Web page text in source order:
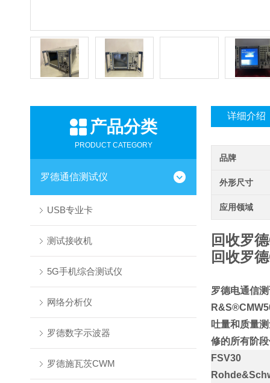
产品分类
PRODUCT CATEGORY
罗德通信测试仪
USB专业卡
测试接收机
5G手机综合测试仪
网络分析仪
罗德数字示波器
罗德施瓦茨CWM
详细介绍
品牌
外形尺寸
应用领域
回收罗
回收罗
罗德电通信
吐量和质量
修的所有阶
FSV30